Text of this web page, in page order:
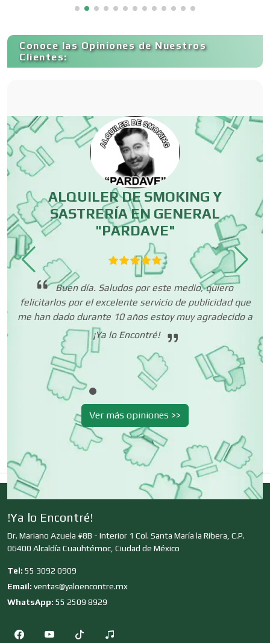
Capacitación
Carnicerías
Centros Comerciales
Centros de Espectáculos
Centros de Nutrición
Centros Turísticos
Cerrajerías
Cibercafés
Clínicas de Belleza
Clínicas de Rehabilitación
Clubes Deportivos
Cocinas Integrales
Conoce las Opiniones de Nuestros
Clientes:
ALQUILER DE SMOKING Y
SASTRERÍA EN GENERAL
"PARDAVE"
Buen día. Saludos por este medio, quiero
felicitarlos por el excelente servicio de publicidad que
me han dado durante 10 años estoy muy agradecido a
¡Ya lo Encontré!
Ver más opiniones >>
!Ya lo Encontré!
Dr. Mariano Azuela #8B - Interior 1 Col. Santa María la Ribera, C.P.
06400 Alcaldía Cuauhtémoc, Ciudad de México
Tel: 55 3092 0909
Email: ventas@yaloencontre.mx
WhatsApp: 55 2509 8929